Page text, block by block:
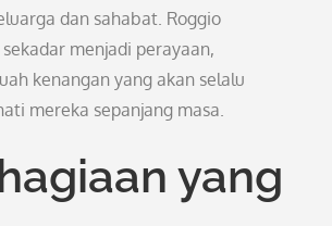
dan sahabat. Roggio
menjadi perayaan,
kenangan yang akan selalu
mereka sepanjang masa.
yang